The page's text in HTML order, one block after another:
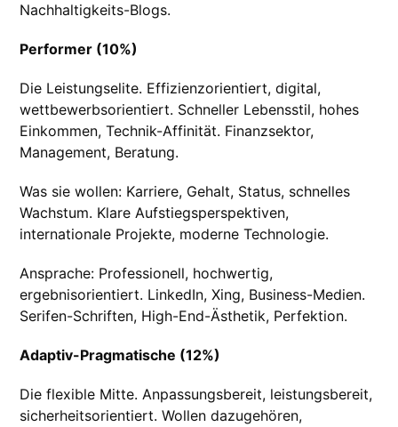
Nachhaltigkeits-Blogs.
Performer (10%)
Die Leistungselite. Effizienzorientiert, digital,
wettbewerbsorientiert. Schneller Lebensstil, hohes
Einkommen, Technik-Affinität. Finanzsektor,
Management, Beratung.
Was sie wollen: Karriere, Gehalt, Status, schnelles
Wachstum. Klare Aufstiegsperspektiven,
internationale Projekte, moderne Technologie.
Ansprache: Professionell, hochwertig,
ergebnisorientiert. LinkedIn, Xing, Business-Medien.
Serifen-Schriften, High-End-Ästhetik, Perfektion.
Adaptiv-Pragmatische (12%)
Die flexible Mitte. Anpassungsbereit, leistungsbereit,
sicherheitsorientiert. Wollen dazugehören,